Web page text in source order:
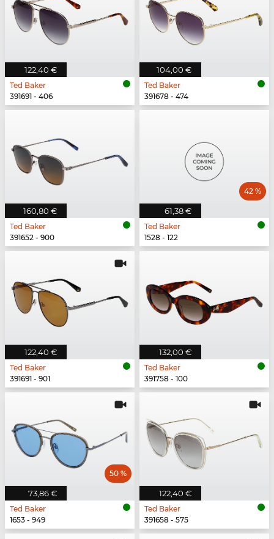
122,40 €
Ted Baker
391691 - 406
104,00 €
Ted Baker
391678 - 474
160,80 €
Ted Baker
391652 - 900
61,38 €
42 %
Ted Baker
1528 - 122
122,40 €
Ted Baker
391691 - 901
132,00 €
Ted Baker
391758 - 100
73,86 €
50 %
Ted Baker
1653 - 949
122,40 €
Ted Baker
391658 - 575